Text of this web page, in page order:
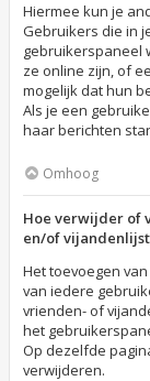
Hiermee kun je
Gebruikers die in
gebruikerspaneel
ze online zijn, of
mogelijk dat hun
Als je een
haar berichten
Omhoog
Hoe verwijder of
en/of
Het toevoegen
van iedere
vrienden- of
het
Op dezelfde
verwijderen.